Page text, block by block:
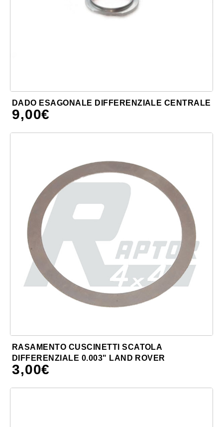
DADO ESAGONALE DIFFERENZIALE CENTRALE
9,00€
RASAMENTO CUSCINETTI SCATOLA
DIFFERENZIALE 0.003" LAND ROVER
3,00€